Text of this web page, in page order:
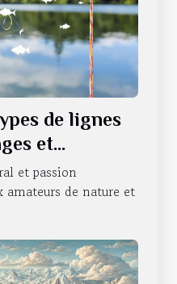
de lignes
et
et passion
amateurs de nature et